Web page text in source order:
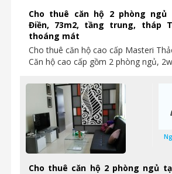
Cho thuê căn hộ 2 phòng ngủ
Điền, 73m2, tầng trung, tháp
thoáng mát
Cho thuê căn hộ cao cấp Masteri
Căn hộ cao cấp gồm 2 phòng ngủ,
Cho thuê căn hộ 2 phòng ngủ